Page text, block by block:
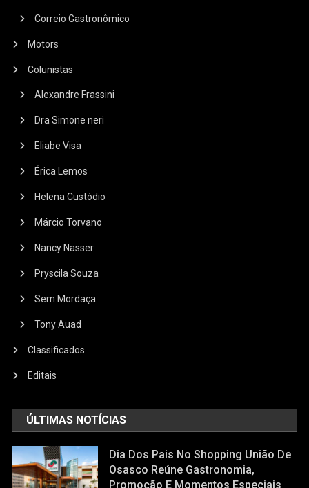
Correio Gastronômico
Motors
Colunistas
Alexandre Frassini
Dra Simone neri
Eliabe Visa
Érica Lemos
Helena Custódio
Márcio Torvano
Nancy Nasser
Pryscila Souza
Sem Mordaça
Tony Auad
Classificados
Editais
ÚLTIMAS NOTÍCIAS
Dia Dos Pais No Shopping União De
Osasco Reúne Gastronomia,
Promoção E Momentos Especiais